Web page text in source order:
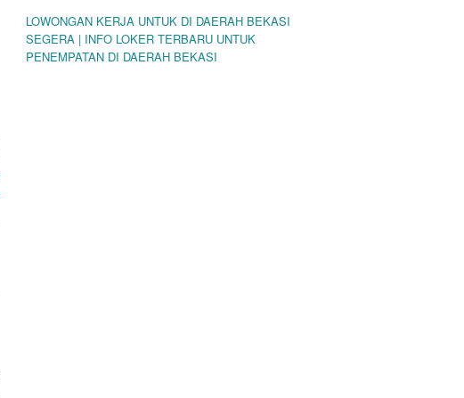
LOWONGAN KERJA UNTUK DI DAERAH BEKASI
SEGERA | INFO LOKER TERBARU UNTUK
PENEMPATAN DI DAERAH BEKASI